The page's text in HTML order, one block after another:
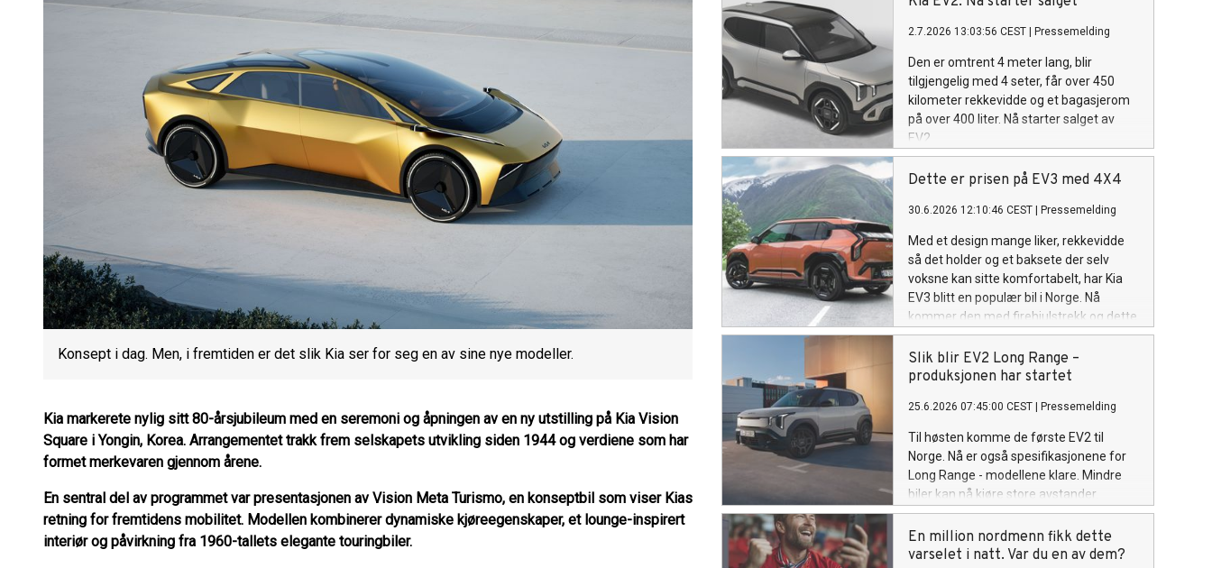
Konsept i dag. Men, i fremtiden er det slik Kia ser for seg en av sine nye modeller.
Kia markerete nylig sitt 80-årsjubileum med en seremoni og åpningen av en ny utstilling på Kia Vision
Square i Yongin, Korea. Arrangementet trakk frem selskapets utvikling siden 1944 og verdiene som har
formet merkevaren gjennom årene.
En sentral del av programmet var presentasjonen av Vision Meta Turismo, en konseptbil som viser Kias
retning for fremtidens mobilitet. Modellen kombinerer dynamiske kjøreegenskaper, et lounge-inspirert
interiør og påvirkning fra 1960-tallets elegante touringbiler.
platform§ PV5 tops the electric C-
including Germany and the UK Across all
engine types, the PV5 is the best-selling
C-segment van in Denmark, the
Netherlands, Norway and Sweden
2.7.2026 13:03:56 CEST Pressemelding
Den er omtrent 4 meter lang, blir
tilgjengelig med 4 seter, får over 450
kilometer rekkevidde og et bagasjerom
på over 400 liter. Nå starter salget av
EV2.
Dette er prisen på EV3 med 4X4
30.6.2026 12:10:46 CEST Pressemelding
Med et design mange liker, rekkevidde
så det holder og et baksete der selv
voksne kan sitte komfortabelt, har Kia
EV3 blitt en populær bil i Norge. Nå
kommer den med firehjulstrekk og dette
blir prisen.
Slik blir EV2 Long Range –
produksjonen har startet
25.6.2026 07:45:00 CEST Pressemelding
Til høsten komme de første EV2 til
Norge. Nå er også spesifikasjonene for
Long Range - modellene klare. Mindre
biler kan nå kjøre store avstander.
En million nordmenn fikk dette
varselet i natt. Var du en av dem?